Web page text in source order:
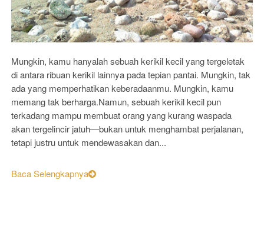
Mungkin, kamu hanyalah sebuah kerikil kecil yang tergeletak
di antara ribuan kerikil lainnya pada tepian pantai. Mungkin, tak
ada yang memperhatikan keberadaanmu. Mungkin, kamu
memang tak berharga.Namun, sebuah kerikil kecil pun
terkadang mampu membuat orang yang kurang waspada
akan tergelincir jatuh―bukan untuk menghambat perjalanan,
tetapi justru untuk mendewasakan dan...
Baca Selengkapnya